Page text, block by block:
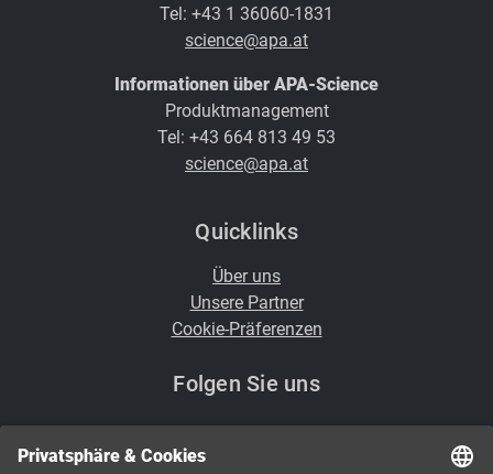
Tel: +43 1 36060-1831
science@apa.at
Informationen über APA-Science
Produktmanagement
Tel: +43 664 813 49 53
science@apa.at
Quicklinks
Über uns
Unsere Partner
Cookie-Präferenzen
Folgen Sie uns